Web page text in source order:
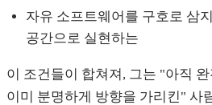
자유 소프트웨어를 구호로 삼
공간으로 실현하는
이 조건들이 합쳐져, 그는 "아직
이미 분명하게 방향을 가리킨" 사